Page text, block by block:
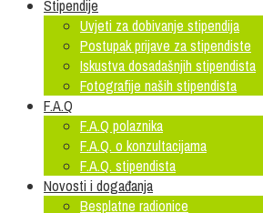
Stipendije
Uvjeti za dobivanje stipendija
Postupak prijave za stipendiste
Iskustva dosadašnjih stipendista
Fotografije naših stipendista
F.A.Q
F.A.Q polaznika
F.A.Q. o konzultacijama
F.A.Q. stipendista
Novosti i događanja
Besplatne radionice